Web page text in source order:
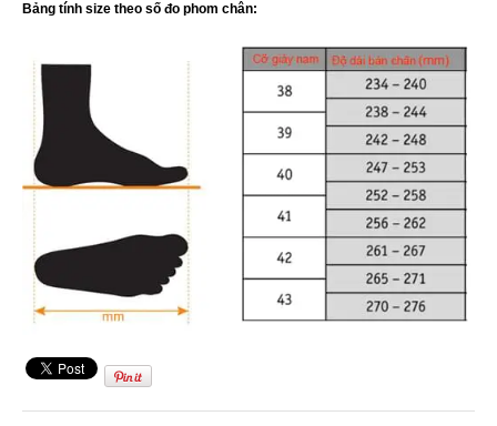
Bảng tính size theo số đo phom chân: